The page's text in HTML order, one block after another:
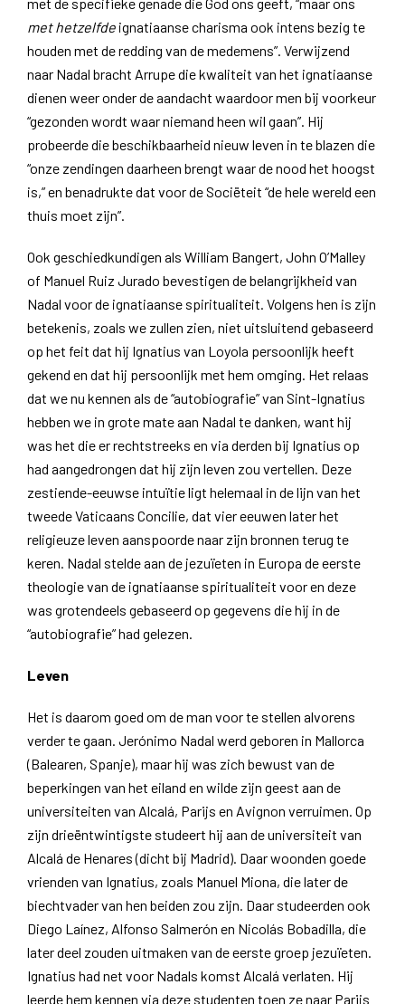
met hetzelfde ignatiaanse charisma ook intens bezig te
houden met de redding van de medemens”. Verwijzend
naar Nadal bracht Arrupe die kwaliteit van het ignatiaanse
dienen weer onder de aandacht waardoor men bij voorkeur
“gezonden wordt waar niemand heen wil gaan”. Hij
probeerde die beschikbaarheid nieuw leven in te blazen die
“onze zendingen daarheen brengt waar de nood het hoogst
is,” en benadrukte dat voor de Sociëteit “de hele wereld een
thuis moet zijn”.
Ook geschiedkundigen als William Bangert, John O’Malley
of Manuel Ruiz Jurado bevestigen de belangrijkheid van
Nadal voor de ignatiaanse spiritualiteit. Volgens hen is zijn
betekenis, zoals we zullen zien, niet uitsluitend gebaseerd
op het feit dat hij Ignatius van Loyola persoonlijk heeft
gekend en dat hij persoonlijk met hem omging. Het relaas
dat we nu kennen als de “autobiografie” van Sint-Ignatius
hebben we in grote mate aan Nadal te danken, want hij
was het die er rechtstreeks en via derden bij Ignatius op
had aangedrongen dat hij zijn leven zou vertellen. Deze
zestiende-eeuwse intuïtie ligt helemaal in de lijn van het
tweede Vaticaans Concilie, dat vier eeuwen later het
religieuze leven aanspoorde naar zijn bronnen terug te
keren. Nadal stelde aan de jezuïeten in Europa de eerste
theologie van de ignatiaanse spiritualiteit voor en deze
was grotendeels gebaseerd op gegevens die hij in de
“autobiografie” had gelezen.
Leven
Het is daarom goed om de man voor te stellen alvorens
verder te gaan. Jerónimo Nadal werd geboren in Mallorca
(Balearen, Spanje), maar hij was zich bewust van de
beperkingen van het eiland en wilde zijn geest aan de
universiteiten van Alcalá, Parijs en Avignon verruimen. Op
zijn drieëntwintigste studeert hij aan de universiteit van
Alcalá de Henares (dicht bij Madrid). Daar woonden goede
vrienden van Ignatius, zoals Manuel Miona, die later de
biechtvader van hen beiden zou zijn. Daar studeerden ook
Diego Laínez, Alfonso Salmerón en Nicolás Bobadilla, die
later deel zouden uitmaken van de eerste groep jezuïeten.
Ignatius had net voor Nadals komst Alcalá verlaten. Hij
leerde hem kennen via deze studenten toen ze naar Parijs